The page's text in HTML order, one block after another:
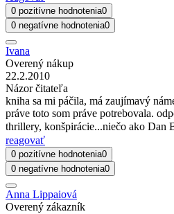
0 pozitívne hodnotenia0
0 negatívne hodnotenia0
Ivana
Overený nákup
22.2.2010
Názor čitateľa
kniha sa mi páčila, má zaujímavý
práve toto som práve potrebovala.
thrillery, konšpirácie...niečo ako Dan
reagovať
0 pozitívne hodnotenia0
0 negatívne hodnotenia0
Anna Lippaiová
Overený zákazník